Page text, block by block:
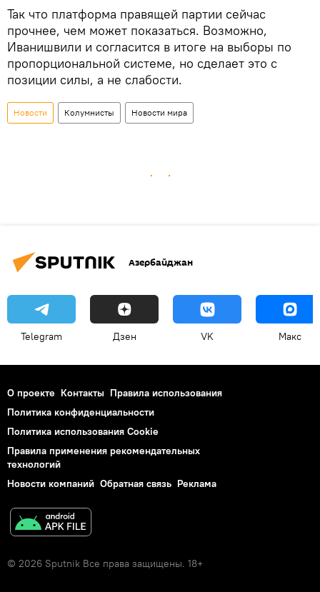
Так что платформа правящей партии сейчас
прочнее, чем может показаться. Возможно,
Иванишвили и согласится в итоге на выборы по
пропорциональной системе, но сделает это с
позиции силы, а не слабости.
Новости Колумнисты Новости мира
Азербайджан
Telegram Дзен VK Макс
О проекте Контакты Правила использования
Политика конфиденциальности
Политика использования Cookie
Правила применения рекомендательных
технологий
Новости компаний Обратная связь Реклама
© 2026 Sputnik Все права защищены. 18+